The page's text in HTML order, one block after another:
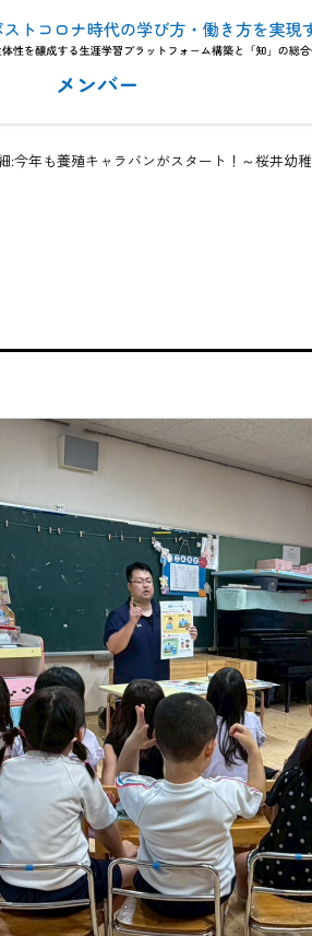
メンバー
今年も養殖キャラバンがスタート！～桜井幼